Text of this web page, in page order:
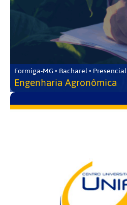
Formiga-MG • Bacharel • Presencial
Engenharia Agronômica